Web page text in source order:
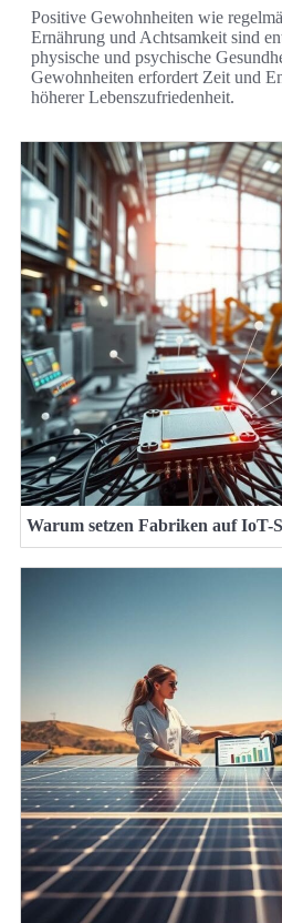
Positive Gewohnheiten wie
Ernährung und Achtsamkeit sind
physische und psychische
Gewohnheiten erfordert Zeit und
höherer Lebenszufriedenheit.
Warum setzen Fabriken auf IoT-